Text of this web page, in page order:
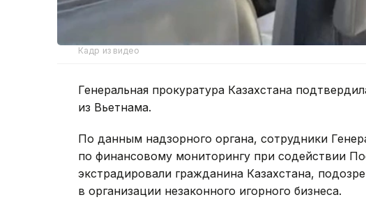
Кадр из видео
Генеральная прокуратура Казахстана
из Вьетнама.
По данным надзорного органа, сотрудники
по финансовому мониторингу при содействии
экстрадировали гражданина Казахстана,
в организации незаконного игорного бизнеса.